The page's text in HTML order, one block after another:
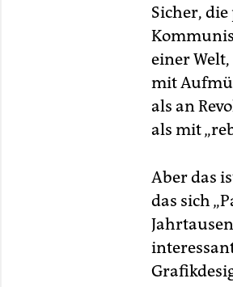
Sicher,
einer
mit
als an
als mit
Aber das
das sich